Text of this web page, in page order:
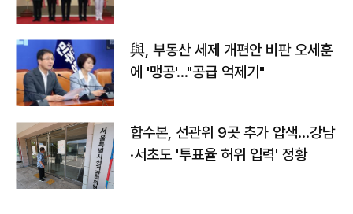
與, 부동산 세제 개편안 비판 오세훈
에 '맹공'…"공급 억제기"
합수본, 선관위 9곳 추가 압색…강남
·서초도 '투표율 허위 입력' 정황